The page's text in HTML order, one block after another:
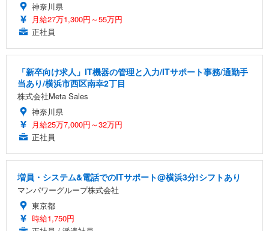
神奈川県
月給27万1,300円～55万円
正社員
「新卒向け求人」IT機器の管理と入力/ITサポート事務/通勤手
当あり/横浜市西区南幸2丁目
株式会社Meta Sales
神奈川県
月給25万7,000円～32万円
正社員
増員・システム&電話でのITサポート@横浜3分!シフトあり
マンパワーグループ株式会社
東京都
時給1,750円